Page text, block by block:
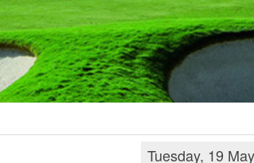
Tuesday, 19